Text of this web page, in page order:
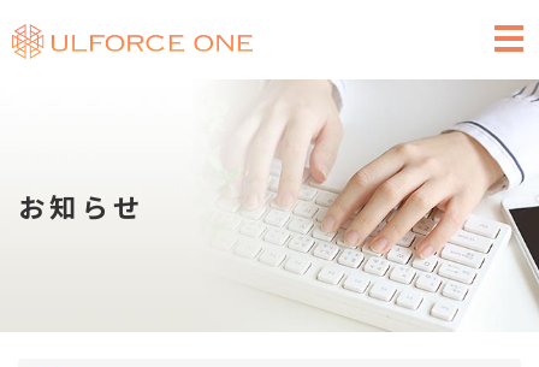
求人広告のご掲
お知らせ